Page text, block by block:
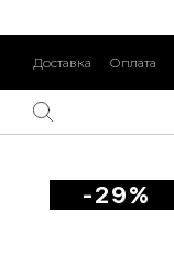
Доставка Оплата
-29%